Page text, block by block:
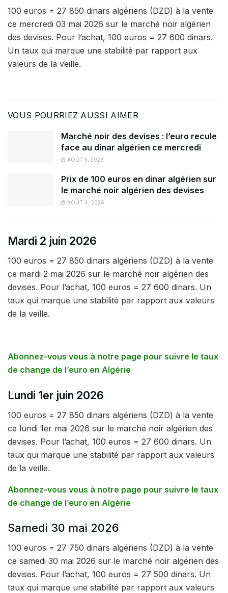
100 euros = 27 850 dinars algériens (DZD) à la vente
ce mercredi 03 mai 2026 sur le marché noir algérien
des devises. Pour l’achat, 100 euros = 27 600 dinars.
Un taux qui marque une stabilité par rapport aux
valeurs de la veille.
VOUS POURRIEZ AUSSI AIMER
Marché noir des devises : l’euro recule
face au dinar algérien ce mercredi
AOÛT 5, 2026
Prix de 100 euros en dinar algérien sur
le marché noir algérien des devises
AOÛT 4, 2026
Mardi 2 juin 2026
100 euros = 27 850 dinars algériens (DZD) à la vente
ce mardi 2 mai 2026 sur le marché noir algérien des
devises. Pour l’achat, 100 euros = 27 600 dinars. Un
taux qui marque une stabilité par rapport aux valeurs
de la veille.
Abonnez-vous vous à notre page pour suivre le taux
de change de l’euro en Algérie
Lundi 1er juin 2026
100 euros = 27 850 dinars algériens (DZD) à la vente
ce lundi 1er mai 2026 sur le marché noir algérien des
devises. Pour l’achat, 100 euros = 27 600 dinars. Un
taux qui marque une stabilité par rapport aux valeurs
de la veille.
Abonnez-vous vous à notre page pour suivre le taux
de change de l’euro en Algérie
Samedi 30 mai 2026
100 euros = 27 750 dinars algériens (DZD) à la vente
ce samedi 30 mai 2026 sur le marché noir algérien des
devises. Pour l’achat, 100 euros = 27 500 dinars. Un
taux qui marque une stabilité par rapport aux valeurs